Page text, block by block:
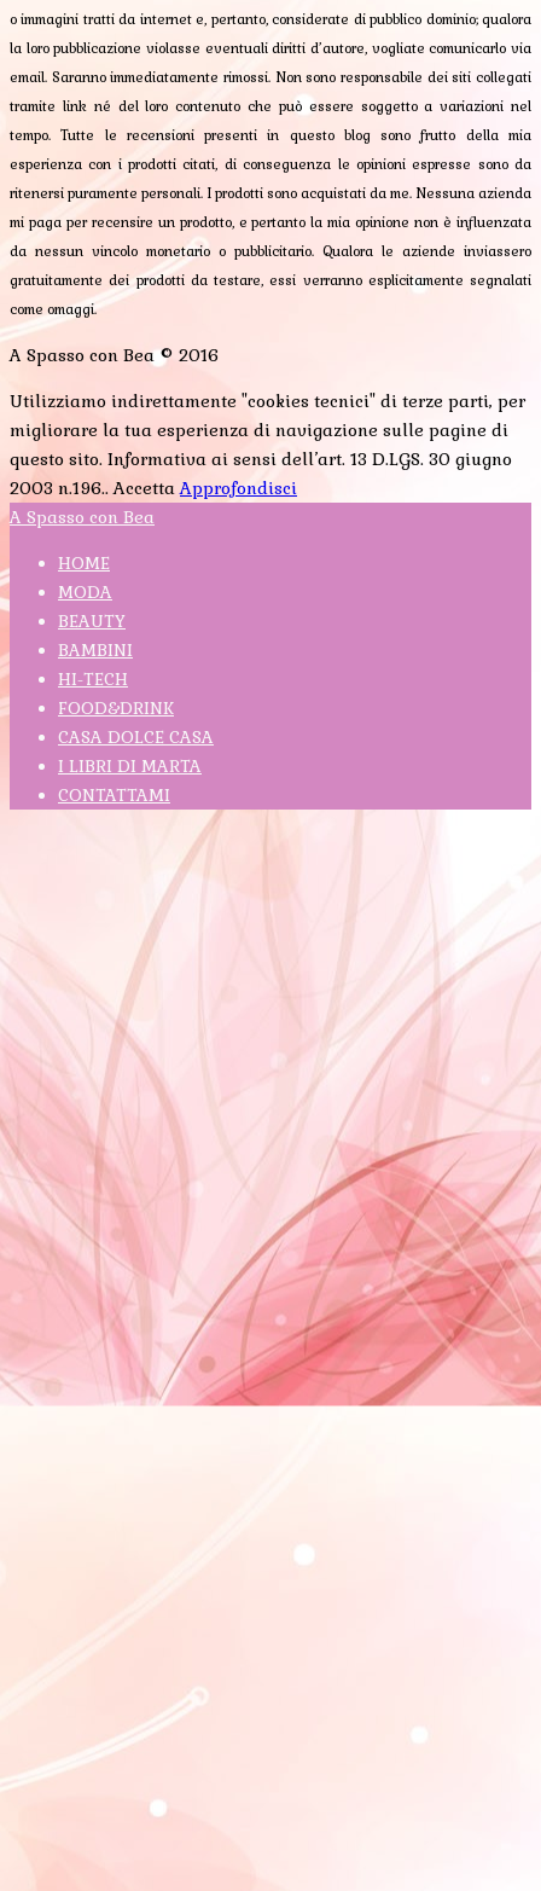
o immagini tratti da internet e, pertanto, considerate di pubblico dominio; qualora
la loro pubblicazione violasse eventuali diritti d’autore, vogliate comunicarlo via
email. Saranno immediatamente rimossi. Non sono responsabile dei siti collegati
tramite link né del loro contenuto che può essere soggetto a variazioni nel
tempo. Tutte le recensioni presenti in questo blog sono frutto della mia
esperienza con i prodotti citati, di conseguenza le opinioni espresse sono da
ritenersi puramente personali. I prodotti sono acquistati da me. Nessuna azienda
mi paga per recensire un prodotto, e pertanto la mia opinione non è influenzata
da nessun vincolo monetario o pubblicitario. Qualora le aziende inviassero
gratuitamente dei prodotti da testare, essi verranno esplicitamente segnalati
come omaggi.
A Spasso con Bea © 2016
Utilizziamo indirettamente "cookies tecnici" di terze parti, per
migliorare la tua esperienza di navigazione sulle pagine di
questo sito. Informativa ai sensi dell’art. 13 D.LGS. 30 giugno
2003 n.196..Accetta Approfondisci
A Spasso con Bea
HOME
MODA
BEAUTY
BAMBINI
HI-TECH
FOOD&DRINK
CASA DOLCE CASA
I LIBRI DI MARTA
CONTATTAMI